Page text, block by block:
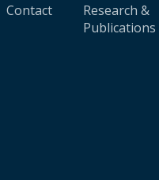
Contact
Research &
Publications